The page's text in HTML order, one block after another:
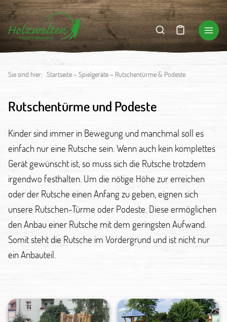
Sie sind hier: Startseite– Spielgeräte– Rutschentürme & Podeste
Rutschentürme und Podeste
Kinder sind immer in Bewegung und manchmal soll es
einfach nur eine Rutsche sein. Wenn auch kein komplettes
Gerät gewünscht ist, so muss sich die Rutsche trotzdem
irgendwo festhalten. Um die nötige Höhe zur erreichen
oder der Rutsche einen Anfang zu geben, eignen sich
unsere Rutschen-Türme oder Podeste. Diese ermöglichen
den Anbau einer Rutsche mit dem geringsten Aufwand.
Somit steht die Rutsche im Vordergrund und ist nicht nur
ein Anbauteil.